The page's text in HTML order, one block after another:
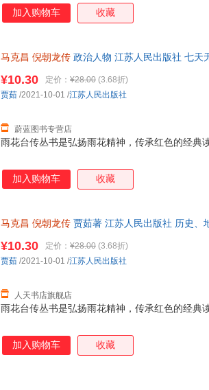
加入购物车 收藏
马克昌 倪朝龙传 政治人物 江苏人民出版社 七天
雨花台传丛书是弘扬雨花精神，传承红色的经典
¥10.30 定价： ¥28.00 (3.68折)
蔚蓝图书专营店
贾茹 /2021-10-01 /江苏人民出版社
加入购物车 收藏
马克昌 倪朝龙传 贾茹著 江苏人民出版社 历史、
雨花台传丛书是弘扬雨花精神，传承红色的经典
¥10.30 定价： ¥28.00 (3.68折)
人天书店旗舰店
贾茹 /2021-10-01 /江苏人民出版社
加入购物车 收藏